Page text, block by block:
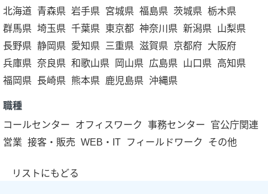
北海道 青森県 岩手県 宮城県 福島県 茨城県 栃木県
群馬県 埼玉県 千葉県 東京都 神奈川県 新潟県 山梨県
長野県 静岡県 愛知県 三重県 滋賀県 京都府 大阪府
兵庫県 奈良県 和歌山県 岡山県 広島県 山口県 高知県
福岡県 長崎県 熊本県 鹿児島県 沖縄県
職種
コールセンター
オフィスワーク 事務センター
官公庁関連
営業 接客・販売 WEB・IT フィールドワーク その他
リストにもどる